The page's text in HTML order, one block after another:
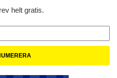
helt gratis.